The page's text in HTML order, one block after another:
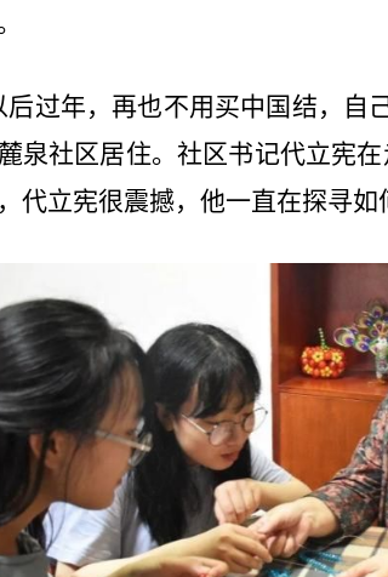
后过年，再也不用买中国结，自
泉社区居住。社区书记代立宪
代立宪很震撼，他一直在探寻如